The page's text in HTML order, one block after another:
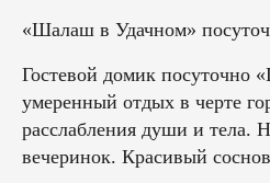
«Шалаш в Удачном»
Гостевой домик посуточно
умеренный отдых в черте
расслабления души и тела.
вечеринок. Красивый